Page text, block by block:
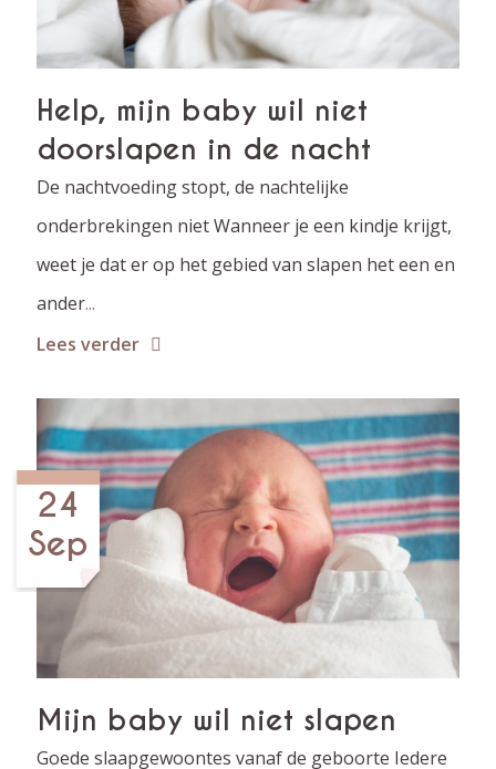
Help, mijn baby wil niet
doorslapen in de nacht
De nachtvoeding stopt, de nachtelijke
onderbrekingen niet Wanneer je een kindje krijgt,
weet je dat er op het gebied van slapen het een en
ander...
Lees verder
24
Sep
Mijn baby wil niet slapen
Goede slaapgewoontes vanaf de geboorte Iedere